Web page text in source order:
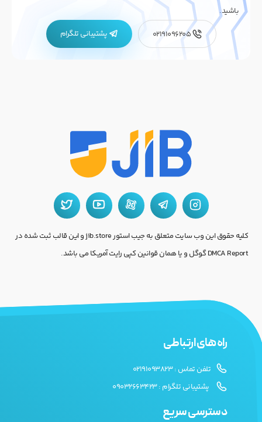
باشید.
02191096205
پشتیبانی تلگرام
کلیه حقوق این وب سایت متعلق به جیب استور jib.store و این قالب ثبت شده در
DMCA Report گوگل و یا همان قوانین کپی رایت آمریکا می باشد.
راه های ارتباطی
تلفن تماس : 02191093823
پشتیبانی تلگرام : 09032663423
دسترسی سریع